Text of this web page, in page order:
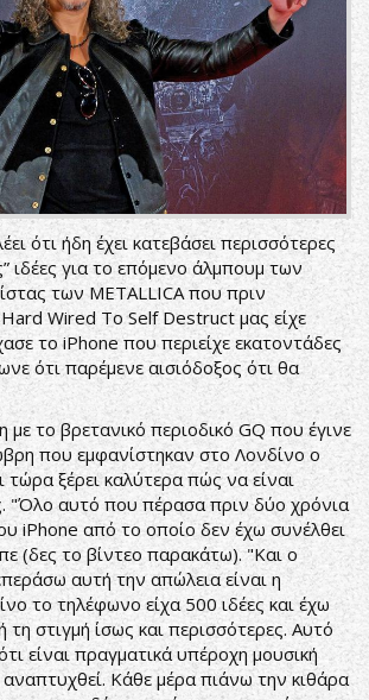
ότι ήδη έχει κατεβάσει περισσότερες
ιδέες για το επόμενο άλμπουμ των
των METALLICA που πριν
Wired To Self Destruct μας είχε
το iPhone που περιείχε εκατοντάδες
ότι παρέμενε αισιόδοξος ότι θα
με το βρετανικό περιοδικό GQ που έγινε
που εμφανίστηκαν στο Λονδίνο ο
τώρα ξέρει καλύτερα πώς να είναι
"Όλο αυτό που πέρασα πριν δύο χρόνια
iPhone από το οποίο δεν έχω συνέλθει
(δες το βίντεο παρακάτω). "Και ο
αυτή την απώλεια είναι η
το τηλέφωνο είχα 500 ιδέες και έχω
στιγμή ίσως και περισσότερες. Αυτό
είναι πραγματικά υπέροχη μουσική
Κάθε μέρα πιάνω την κιθάρα